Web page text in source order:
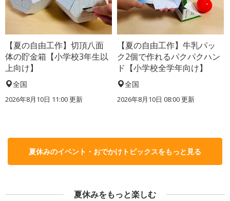
【夏の自由工作】切頂八面
体の貯金箱【小学校3年生以
上向け】
全国
2026年8月10日 11:00更新
【夏の自由工作】牛乳パッ
ク2個で作れるパクパクハン
ド【小学校全学年向け】
全国
2026年8月10日 08:00更新
夏休みのイベント・おでかけトピックスをもっと見る
夏休みをもっと楽しむ